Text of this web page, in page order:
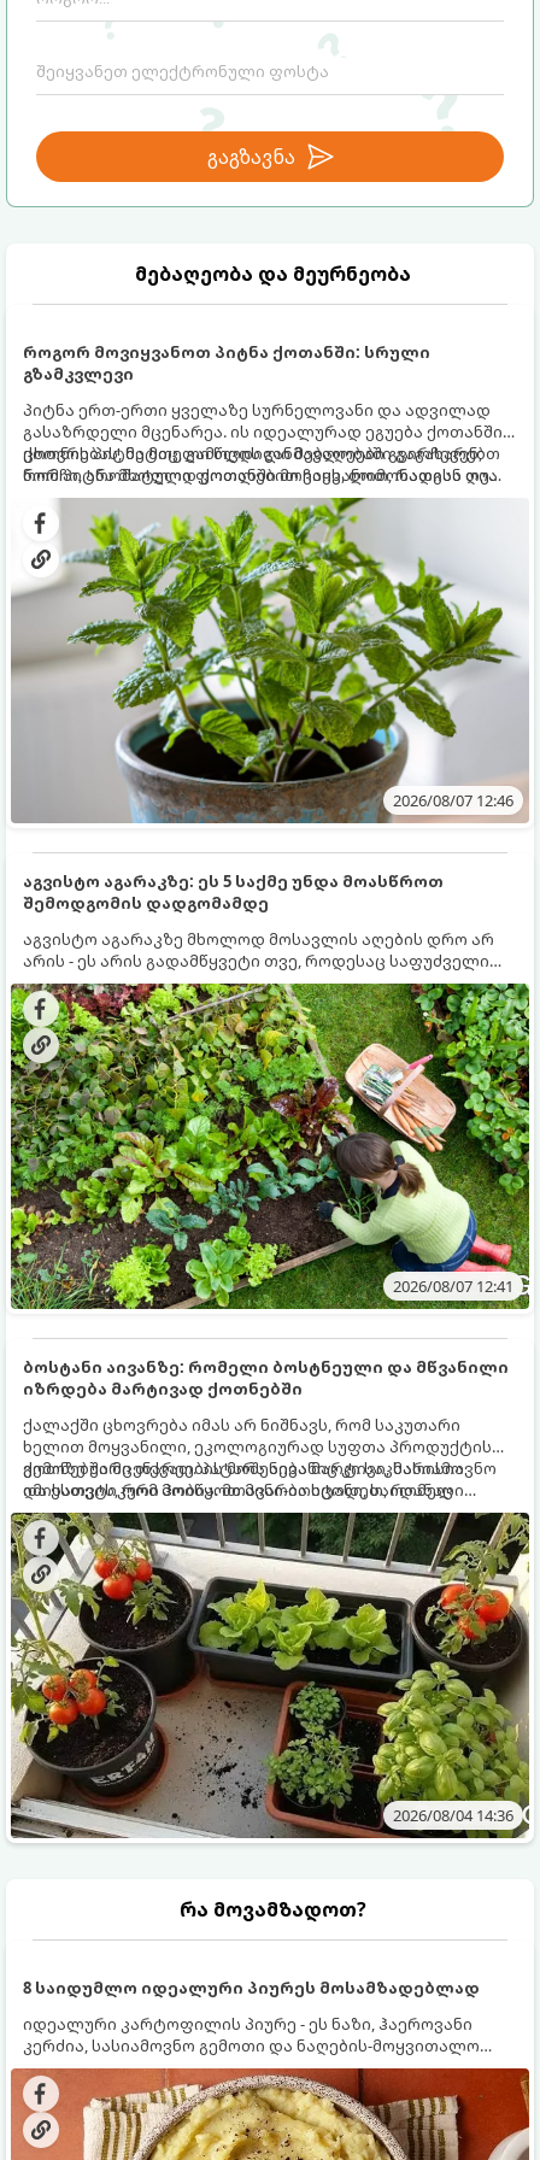
გაგზავნა
მებაღეობა და მეურნეობა
როგორ მოვიყვანოთ პიტნა ქოთანში: სრული
გზამკვლევი
პიტნა ერთ-ერთი ყველაზე სურნელოვანი და ადვილად
გასაზრდელი მცენარეა. ის იდეალურად ეგუება ქოთანში
ცხოვრებას, მეტიც, გამოცდილი მებაღეები გვირჩევენ,
რომ პიტნა მხოლოდ ქოთანში მოვიყვანოთ, რადგან ღია
გრუნტში (ბაღში) დარგვისას ის ფესვებით ძალიან
სწრაფად ვრცელდება და სხვა მცენარეებს ავიწროებს.
ქოთნის პიტნა მთელი წლის განმავლობაში გაგახარებთ
ნორჩი, არომატული ფოთლებით ჩაის, ლიმონათისა თუ
კერძებისთვის.
2026/08/07 12:46
აგვისტო აგარაკზე: ეს 5 საქმე უნდა მოასწროთ
შემოდგომის დადგომამდე
აგვისტო აგარაკზე მხოლოდ მოსავლის აღების დრო არ
არის - ეს არის გადამწყვეტი თვე, როდესაც საფუძველი
ეყრება მომავალი წლის მოსავალს და ბაღი მზადდება
შემოდგომა-ზამთრის სეზონისთვის. იმისათვის, რომ
ნიადაგმა ენერგია აღიდგინოს, ხოლო მცენარეებმა
ზამთარს გაუძლონ, აგვისტოს ბოლომდე 5
მნიშვნელოვანი საქმის გაკეთება უნდა მოასწროთ:
2026/08/07 12:41
ბოსტანი აივანზე: რომელი ბოსტნეული და მწვანილი
იზრდება მარტივად ქოთნებში
ქალაქში ცხოვრება იმას არ ნიშნავს, რომ საკუთარი
ხელით მოყვანილი, ეკოლოგიურად სუფთა პროდუქტის
გემოზე უარი თქვათ. პატარა აივანიც კი საკმარისია
იმისათვის, რომ მოიწყოთ მინი-ბოსტანი, საიდანაც
ყოველდღიურად ახალ, არომატულ მწვანილსა და
ბოსტნეულს მოკრეფთ.
ქოთნებში მცენარეების მოშენება მარტივი, სასიამოვნო
და ესთეტიკური ჰობია. მთავარია იცოდეთ, რომელი
კულტურები ეგუებიან ქოთნის პირობებს ყველაზე კარგად
და როგორ მოუაროთ მათ სწორად.
2026/08/04 14:36
რა მოვამზადოთ?
8 საიდუმლო იდეალური პიურეს მოსამზადებლად
იდეალური კარტოფილის პიურე - ეს ნაზი, ჰაეროვანი
კერძია, სასიამოვნო გემოთი და ნაღების-მოყვითალო
ფერით. მისი მომზადება ძალიან მარტივია, მაგრამ
არსებობს რამდენიმე საიდუმლო, რომლებიც უნდა
იცოდეთ, რომ პიურე იდეალურად გემრიელი გამოვიდეს.